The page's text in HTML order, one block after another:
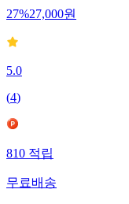
27%27,000원
5.0
(4)
810 적립
무료배송